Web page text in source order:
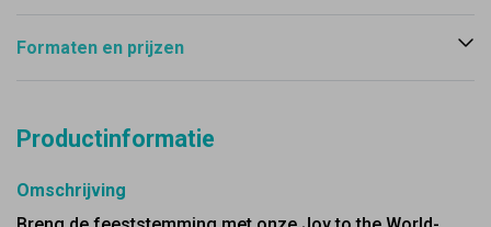
Formaten en prijzen
Productinformatie
Omschrijving